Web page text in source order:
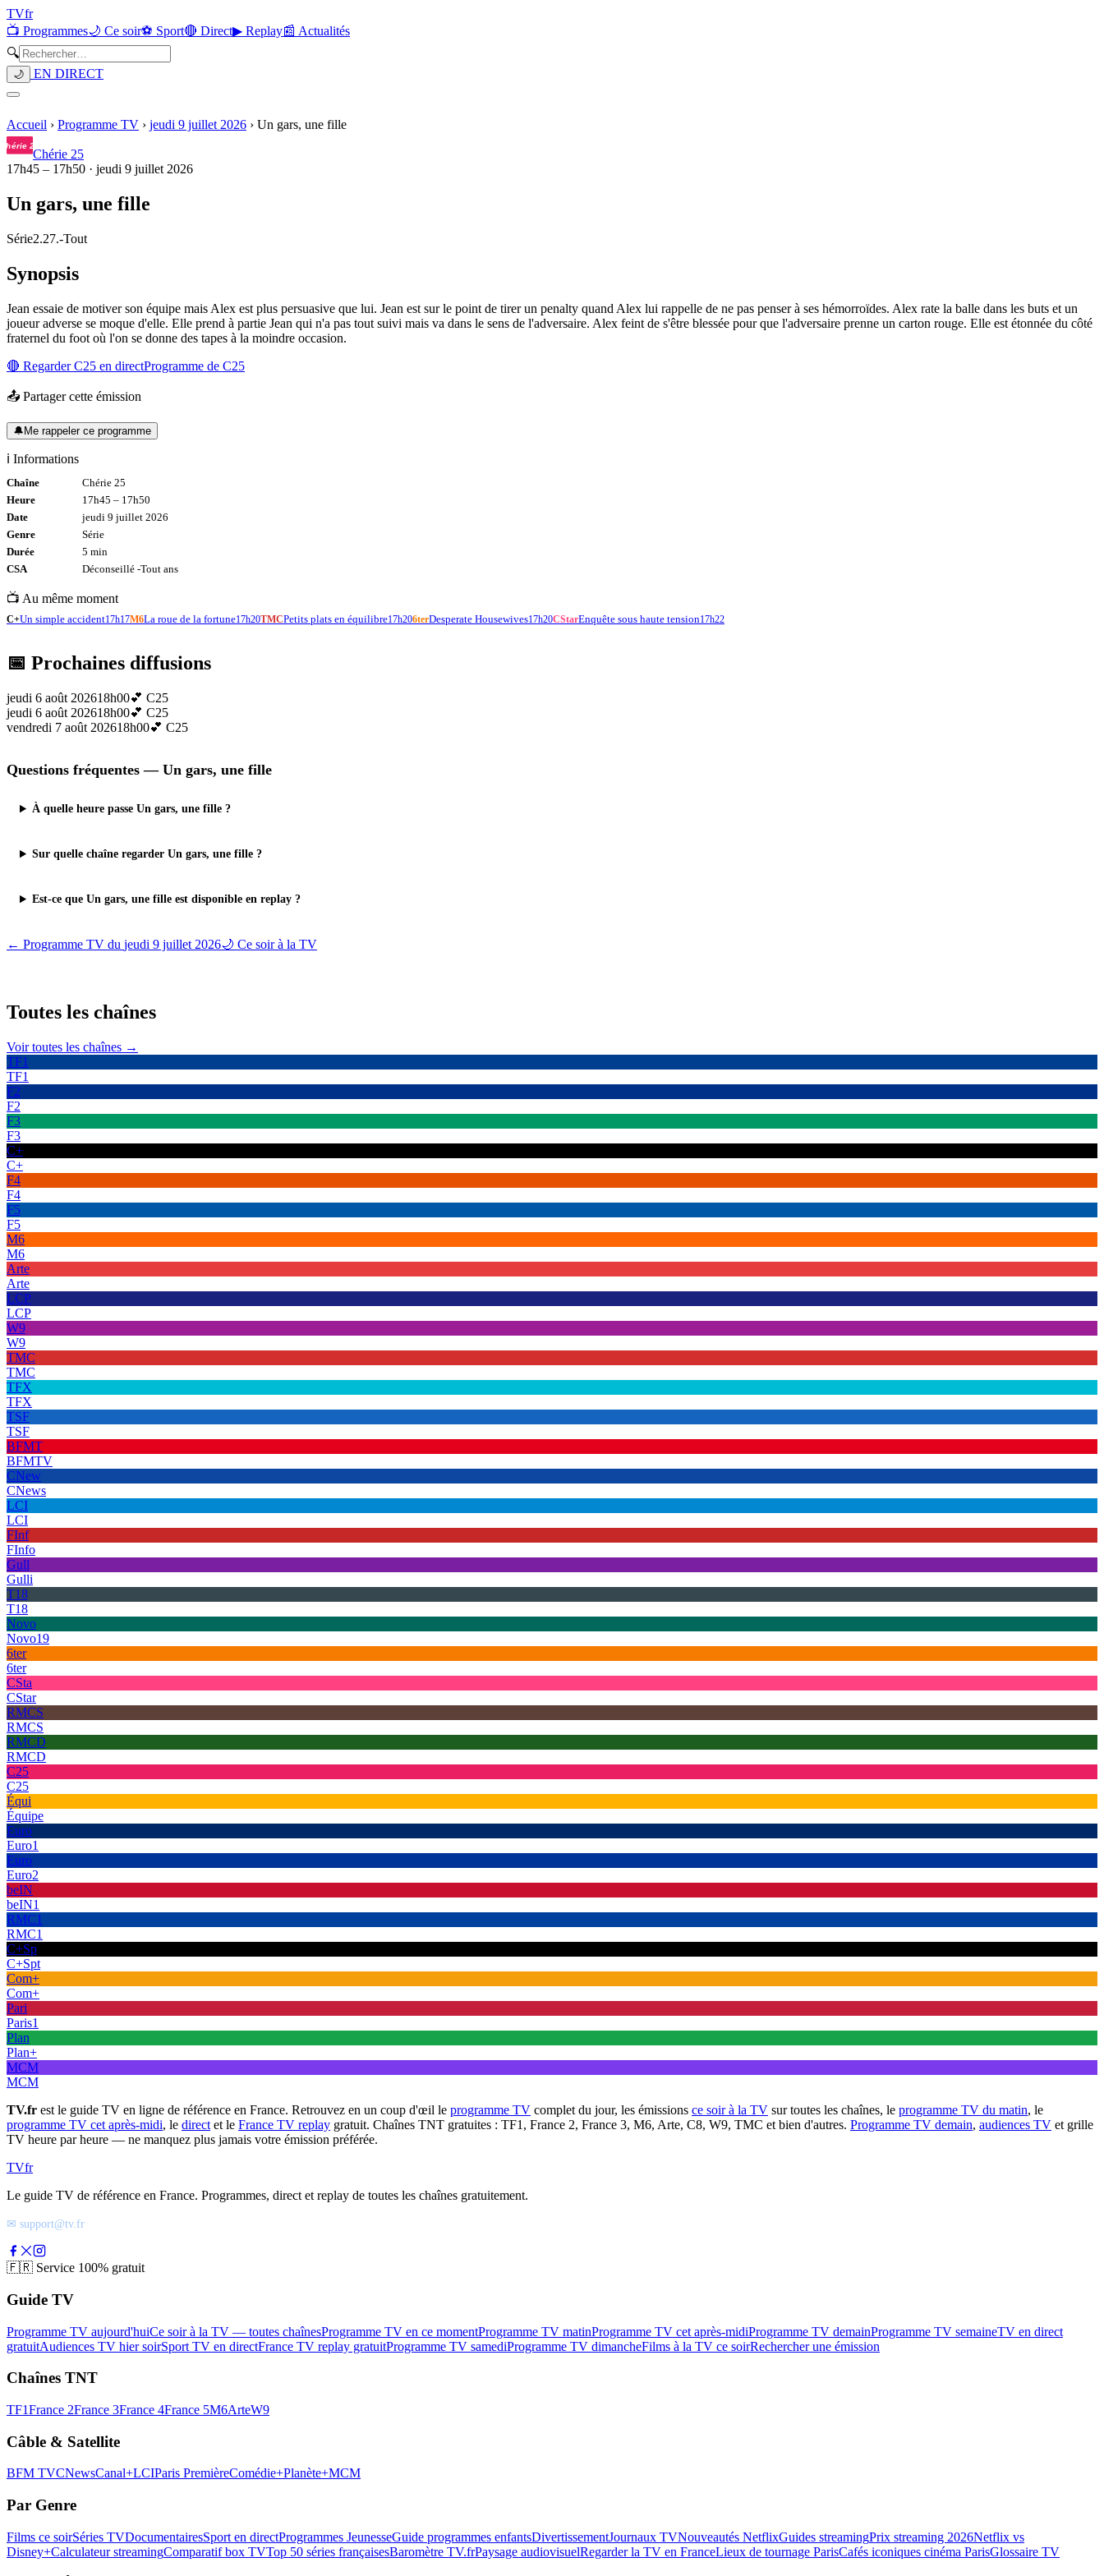
TVfr
📺 Programmes🌙 Ce soir⚽ Sport🔴 Direct▶ Replay📰 Actualités
🔍
🌙 EN DIRECT
Accueil › Programme TV › jeudi 9 juillet 2026 › Un gars, une fille
Chérie 25
17h45 – 17h50 · jeudi 9 juillet 2026
Un gars, une fille
Série2.27.-Tout
Synopsis
Jean essaie de motiver son équipe mais Alex est plus persuasive que lui. Jean est sur le point de tirer un penalty quand Alex lui rappelle de ne pas penser à ses hémorroïdes. Alex rate la balle dans les buts et un
joueur adverse se moque d'elle. Elle prend à partie Jean qui n'a pas tout suivi mais va dans le sens de l'adversaire. Alex feint de s'être blessée pour que l'adversaire prenne un carton rouge. Elle est étonnée du côté
fraternel du foot où l'on se donne des tapes à la moindre occasion.
🔴 RegarderC25 en directProgramme de C25
📤 Partager cette émission
🔔Me rappeler ce programme
ℹ️ Informations
Chaîne
Chérie 25
Heure
17h45 – 17h50
Date
jeudi 9 juillet 2026
Genre
Série
Durée
5 min
CSA
Déconseillé -Tout ans
📺 Au même moment
C+Un simple accident17h17M6La roue de la fortune17h20TMCPetits plats en équilibre17h206terDesperate Housewives17h20CStarEnquête sous haute tension17h22
📅 Prochaines diffusions
jeudi 6 août 202618h00💕 C25
jeudi 6 août 202618h00💕 C25
vendredi 7 août 202618h00💕 C25
Questions fréquentes — Un gars, une fille
À quelle heure passe Un gars, une fille ?
Sur quelle chaîne regarder Un gars, une fille ?
Est-ce que Un gars, une fille est disponible en replay ?
← Programme TV du jeudi 9 juillet 2026🌙 Ce soir à la TV
Toutes les chaînes
Voir toutes les chaînes →
TF1
TF1
F2
F2
F3
F3
C+
C+
F4
F4
F5
F5
M6
M6
Arte
Arte
LCP
LCP
W9
W9
TMC
TMC
TFX
TFX
TSF
TSF
BFMT
BFMTV
CNew
CNews
LCI
LCI
FInf
FInfo
Gull
Gulli
T18
T18
Novo
Novo19
6ter
6ter
CSta
CStar
RMCS
RMCS
RMCD
RMCD
C25
C25
Équi
Équipe
Euro
Euro1
Euro
Euro2
beIN
beIN1
RMC1
RMC1
C+Sp
C+Spt
Com+
Com+
Pari
Paris1
Plan
Plan+
MCM
MCM
TV.fr est le guide TV en ligne de référence en France. Retrouvez en un coup d'œil le programme TV complet du jour, les émissions ce soir à la TV sur toutes les chaînes, le programme TV du matin, le
programme TV cet après-midi, le direct et le France TV replay gratuit. Chaînes TNT gratuites : TF1, France 2, France 3, M6, Arte, C8, W9, TMC et bien d'autres. Programme TV demain, audiences TV et grille
TV heure par heure — ne manquez plus jamais votre émission préférée.
TVfr
Le guide TV de référence en France. Programmes, direct et replay de toutes les chaînes gratuitement.
✉ support@tv.fr
🇫🇷 Service 100% gratuit
Guide TV
Programme TV aujourd'huiCe soir à la TV — toutes chaînesProgramme TV en ce momentProgramme TV matinProgramme TV cet après-midiProgramme TV demainProgramme TV semaineTV en direct
gratuitAudiences TV hier soirSport TV en directFrance TV replay gratuitProgramme TV samediProgramme TV dimancheFilms à la TV ce soirRechercher une émission
Chaînes TNT
TF1France 2France 3France 4France 5M6ArteW9
Câble & Satellite
BFM TVCNewsCanal+LCIParis PremièreComédie+Planète+MCM
Par Genre
Films ce soirSéries TVDocumentairesSport en directProgrammes JeunesseGuide programmes enfantsDivertissementJournaux TVNouveautés NetflixGuides streamingPrix streaming 2026Netflix vs
Disney+Calculateur streamingComparatif box TVTop 50 séries françaisesBaromètre TV.frPaysage audiovisuelRegarder la TV en FranceLieux de tournage ParisCafés iconiques cinéma ParisGlossaire TV